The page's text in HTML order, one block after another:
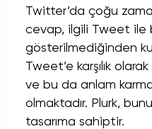
Twitter’da çoğu
cevap, ilgili Tweet ile
gösterilmediğinden
Tweet’e karşılık
ve bu da anlam
olmaktadır. Plurk,
tasarıma sahiptir.